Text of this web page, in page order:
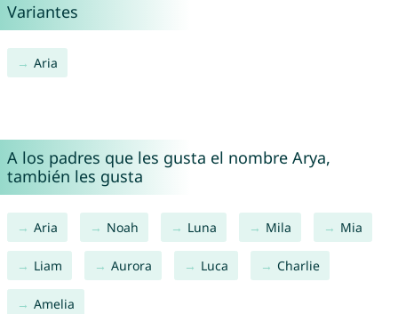
Variantes
Aria
A los padres que les gusta el nombre Arya,
también les gusta
Aria Noah Luna Mila Mia
Liam Aurora Luca Charlie
Amelia